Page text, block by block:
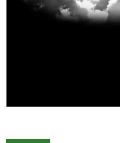
23 модели
Вазы и лампады